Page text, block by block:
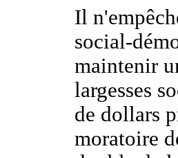
Il
social-
maintenir
largesses
de dollars
moratoire